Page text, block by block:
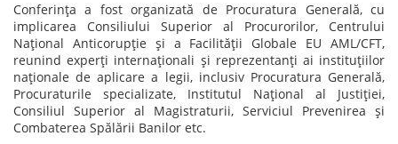
Conferința a fost organizată de Procuratura Generală, cu
implicarea Consiliului Superior al Procurorilor, Centrului
Național Anticorupție și a Facilității Globale EU AML/CFT,
reunind experți internaționali și reprezentanți ai instituțiilor
naționale de aplicare a legii, inclusiv Procuratura Generală,
Procuraturile specializate, Institutul Național al Justiției,
Consiliul Superior al Magistraturii, Serviciul Prevenirea și
Combaterea Spălării Banilor etc.